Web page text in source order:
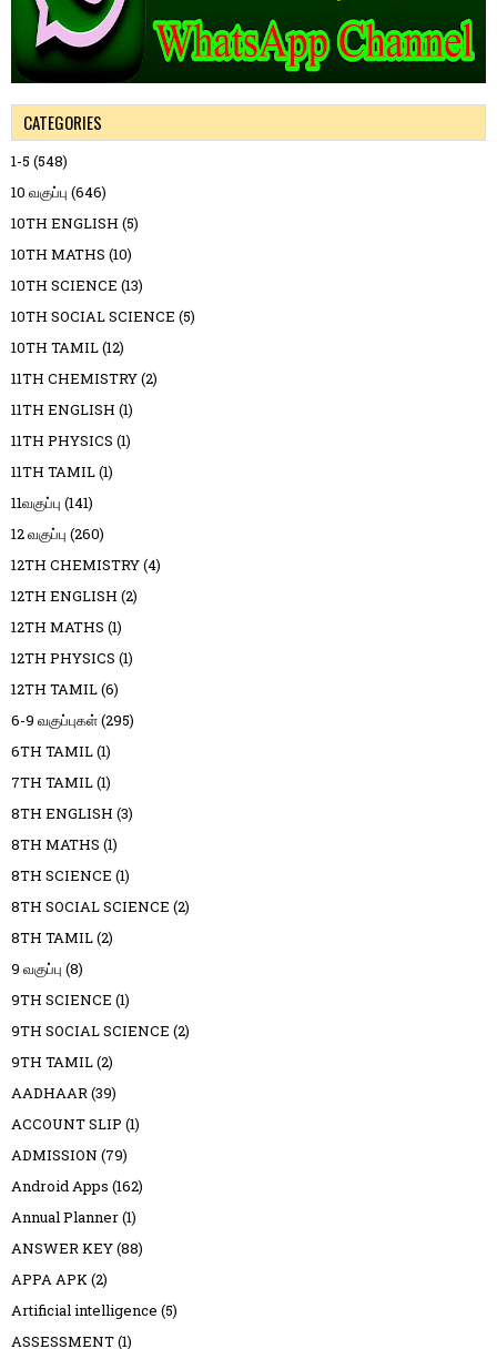
CATEGORIES
1-5 (548)
10 வகுப்பு (646)
10TH ENGLISH (5)
10TH MATHS (10)
10TH SCIENCE (13)
10TH SOCIAL SCIENCE (5)
10TH TAMIL(12)
11TH CHEMISTRY(2)
11TH ENGLISH (1)
11TH PHYSICS (1)
11TH TAMIL(1)
11வகுப்பு (141)
12 வகுப்பு (260)
12TH CHEMISTRY(4)
12TH ENGLISH (2)
12TH MATHS (1)
12TH PHYSICS (1)
12TH TAMIL(6)
6-9 வகுப்புகள்(295)
6TH TAMIL(1)
7TH TAMIL(1)
8TH ENGLISH (3)
8TH MATHS (1)
8TH SCIENCE (1)
8TH SOCIAL SCIENCE (2)
8TH TAMIL(2)
9 வகுப்பு (8)
9TH SCIENCE (1)
9TH SOCIAL SCIENCE (2)
9TH TAMIL(2)
AADHAAR(39)
ACCOUNT SLIP (1)
ADMISSION (79)
Android Apps (162)
Annual Planner(1)
ANSWER KEY(88)
APPA APK(2)
Artificial intelligence (5)
ASSESSMENT(1)